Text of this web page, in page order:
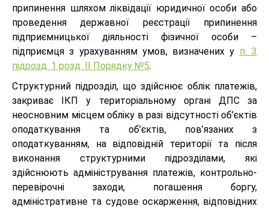
припинення шляхом ліквідації юридичної особи або
проведення державної реєстрації припинення
підприємницької діяльності фізичної особи –
підприємця з урахуванням умов, визначених у п. 3
підрозд. 1 розд. ІІ Порядку №5.
Структурний підрозділ, що здійснює облік платежів,
закриває ІКП у територіальному органі ДПС за
неосновним місцем обліку в разі відсутності об’єктів
оподаткування та об’єктів, пов’язаних з
оподаткуванням, на відповідній території та після
виконання структурними підрозділами, які
здійснюють адміністрування платежів, контрольно-
перевірочні заходи, погашення боргу,
адміністративне та судове оскарження, відповідних